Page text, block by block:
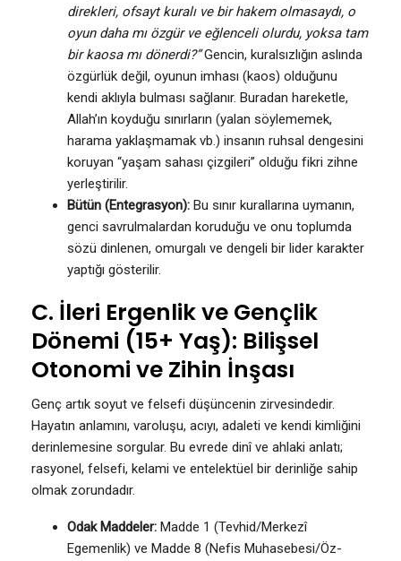
direkleri, ofsayt kuralı ve bir hakem olmasaydı, o
oyun daha mı özgür ve eğlenceli olurdu, yoksa tam
bir kaosa mı dönerdi?”Gencin, kuralsızlığın aslında
özgürlük değil, oyunun imhası (kaos) olduğunu
kendi aklıyla bulması sağlanır. Buradan hareketle,
Allah’ın koyduğu sınırların (yalan söylememek,
harama yaklaşmamak vb.) insanın ruhsal dengesini
koruyan “yaşam sahası çizgileri” olduğu fikri zihne
yerleştirilir.
Bütün (Entegrasyon): Bu sınır kurallarına uymanın,
genci savrulmalardan koruduğu ve onu toplumda
sözü dinlenen, omurgalı ve dengeli bir lider karakter
yaptığı gösterilir.
C. İleri Ergenlik ve Gençlik
Dönemi (15+ Yaş): Bilişsel
Otonomi ve Zihin İnşası
Genç artık soyut ve felsefi düşüncenin zirvesindedir.
Hayatın anlamını, varoluşu, acıyı, adaleti ve kendi kimliğini
derinlemesine sorgular. Bu evrede dinî ve ahlaki anlatı;
rasyonel, felsefi, kelami ve entelektüel bir derinliğe sahip
olmak zorundadır.
Odak Maddeler: Madde 1 (Tevhid/Merkezî
Egemenlik) ve Madde 8 (Nefis Muhasebesi/Öz-